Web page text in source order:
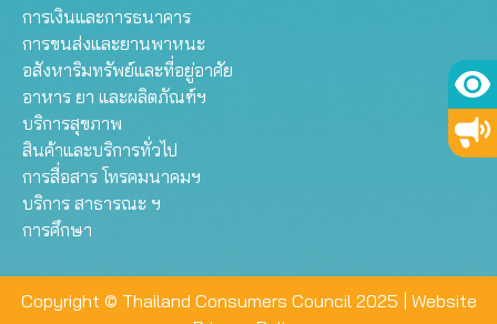
การเงินและการธนาคาร
การขนส่งและยานพาหนะ
อสังหาริมทรัพย์และที่อยู่อาศัย
อาหาร ยา และผลิตภัณฑ์ฯ
บริการสุขภาพ
สินค้าและบริการทั่วไป
การสื่อสาร โทรคมนาคมฯ
บริการ สาธารณะ ฯ
การศึกษา
Copyright © Thailand Consumers Council 2025 | Website